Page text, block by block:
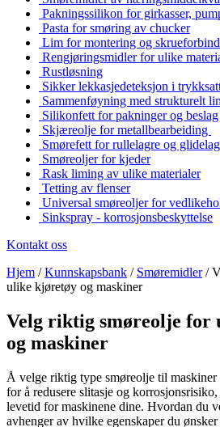
Pakningssilikon for girkasser,
Pasta for smøring av chucker
Lim for montering og
Rengjøringsmidler for ulike
Rustløsning
Sikker lekkasjedeteksjon i
Sammenføyning med strukturelt
Silikonfett for pakninger og beslag
Skjæreolje for metallbearbeiding
Smørefett for rullelagre og
Smøreoljer for kjeder
Rask liming av ulike materialer
Tetting av flenser
Universal smøreoljer for
Sinkspray - korrosjonsbeskyttelse
Kontakt oss
Hjem /Kunnskapsbank / Smøremidler/
ulike kjøretøy og maskiner
Velg riktig smøreolje for
og maskiner
Å velge riktig type smøreolje til
for å redusere slitasje og
levetid for maskinene dine. Hvordan du
avhenger av hvilke egenskaper du